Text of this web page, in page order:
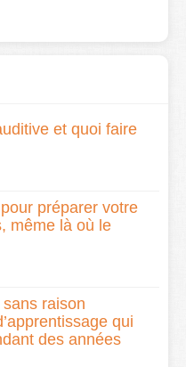
et quoi faire
préparer votre
même là où le
raison
qui
des années